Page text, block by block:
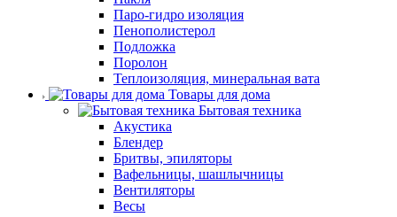
Паро-гидро изоляция
Пенополистерол
Подложка
Поролон
Теплоизоляция, минеральная вата
Товары для дома
Бытовая техника
Акустика
Блендер
Бритвы, эпиляторы
Вафельницы, шашлычницы
Вентиляторы
Весы